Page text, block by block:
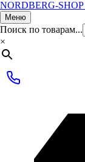
NORDBERG-SHOP
Меню
Поиск по товарам...
×